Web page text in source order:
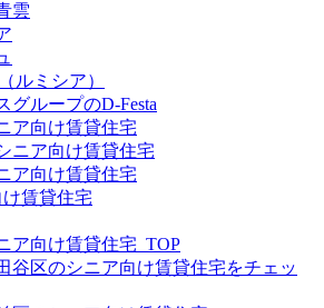
雲
ルミシア）
グループのD-Festa
ア向け賃貸住宅
ニア向け賃貸住宅
ア向け賃貸住宅
賃貸住宅
ア向け賃貸住宅_TOP
谷区のシニア向け賃貸住宅をチェッ